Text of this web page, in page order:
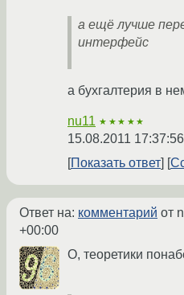
а ещё лучше
интерфейс
а бухгалтерия в
nu11 ★★★★★
15.08.2011
Показать ответ
Ответ на: комментарий от
+00:00
О, теоретики